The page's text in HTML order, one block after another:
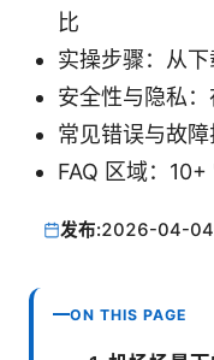
比
实操步骤：从
安全性与隐私
常见错误与故障
FAQ 区域：
发布:2026-04-04
ON THIS PAGE